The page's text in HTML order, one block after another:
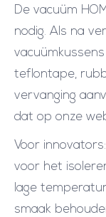
De vacuüm
nodig. Als na
teflontape,
vervanging
dat op onze
Voor
voor het
lage
smaak